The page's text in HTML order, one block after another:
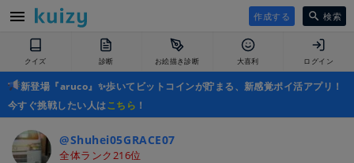
作成する 検索
クイズ 診断 お絵描き診断 大喜利 ログイン
新登場『aruco』✨歩いてビットコインが貯まる、新感覚ポイ活アプリ！
今すぐ挑戦したい人はこちら ！
@Shuhei05GRACE07
全体ランク216位